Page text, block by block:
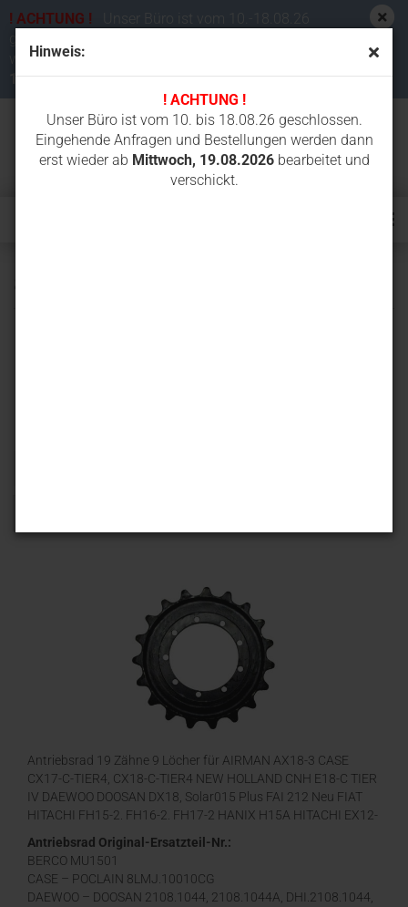
Hinweis:
! ACHTUNG !
Unser Büro ist vom 10. bis 18.08.26 geschlossen.
Eingehende Anfragen und Bestellungen werden dann
erst wieder ab Mittwoch, 19.08.2026bearbeitet und
verschickt.
! ACHTUNG !
Unser Büro ist vom 10.-18.08.26
werden dann erst wieder ab
19.08.2026bearbeitet und verschickt.
Antriebsrad 19 Zähne 9 Löcher für AIRMAN AX18-3 CASE
CX17-C-TIER4, CX18-C-TIER4 NEW HOLLAND CNH E18-C TIER
IV DAEWOO DOOSAN DX18, Solar015 Plus FAI 212 Neu FIAT
HITACHI FH15-2, FH16-2, FH17-2 HANIX H15A HITACHI EX12-
Antriebsrad Original-Ersatzteil-Nr.:
BERCO MU1501
CASE – POCLAIN 8LMJ.10010CG
DAEWOO – DOOSAN 2108.1044, 2108.1044A, DHI.2108.1044,